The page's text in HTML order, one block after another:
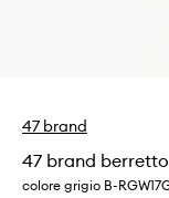
47 brand
47 brand
colore grigio B-